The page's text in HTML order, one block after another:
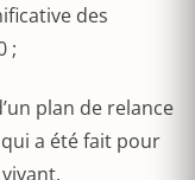
des
;
plan de relance
a été fait pour